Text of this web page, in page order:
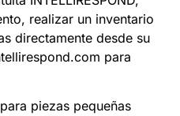
realizar un inventario
directamente desde su
para
piezas pequeñas